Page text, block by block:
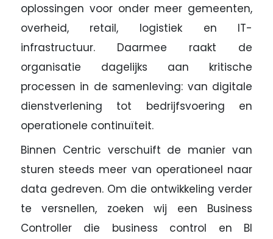
oplossingen voor onder meer gemeenten,
overheid, retail, logistiek en IT-
infrastructuur. Daarmee raakt de
organisatie dagelijks aan kritische
processen in de samenleving: van digitale
dienstverlening tot bedrijfsvoering en
operationele continuïteit.
Binnen Centric verschuift de manier van
sturen steeds meer van operationeel naar
data gedreven. Om die ontwikkeling verder
te versnellen, zoeken wij een Business
Controller die business control en BI